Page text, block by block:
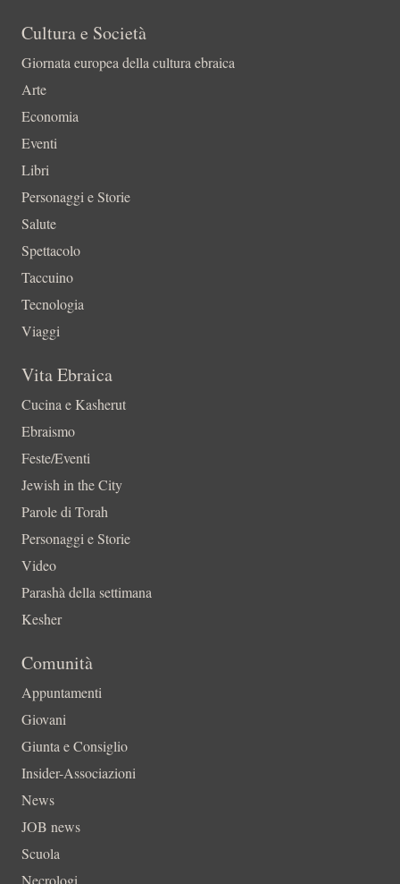
Cultura e Società
Giornata europea della cultura ebraica
Arte
Economia
Eventi
Libri
Personaggi e Storie
Salute
Spettacolo
Taccuino
Tecnologia
Viaggi
Vita Ebraica
Cucina e Kasherut
Ebraismo
Feste/Eventi
Jewish in the City
Parole di Torah
Personaggi e Storie
Video
Parashà della settimana
Kesher
Comunità
Appuntamenti
Giovani
Giunta e Consiglio
Insider-Associazioni
News
JOB news
Scuola
Necrologi